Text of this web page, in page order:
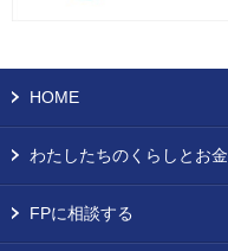
HOME
わたしたちのくらしとお金
FPに相談する